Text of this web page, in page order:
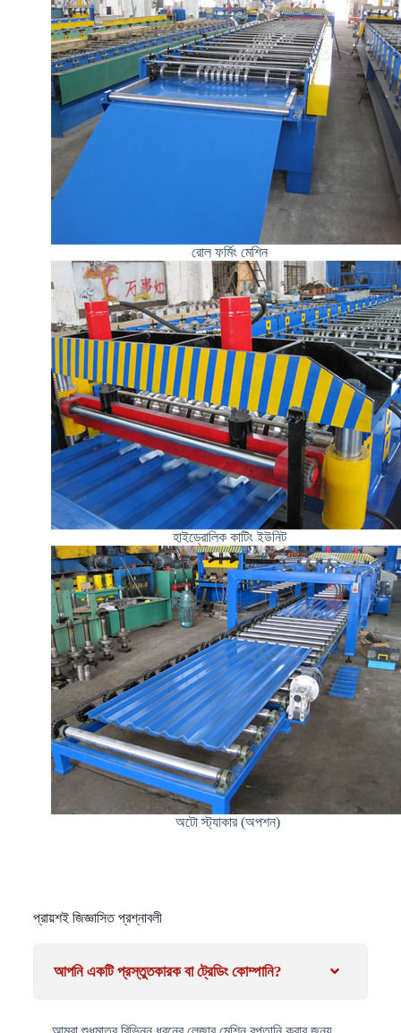
রোল ফর্মিং মেশিন
হাইড্রোলিক কাটিং ইউনিট
অটো স্ট্যাকার (অপশন)
প্রায়শই জিজ্ঞাসিত প্রশ্নাবলী
আপনি একটি প্রস্তুতকারক বা ট্রেডিং কোম্পানি?